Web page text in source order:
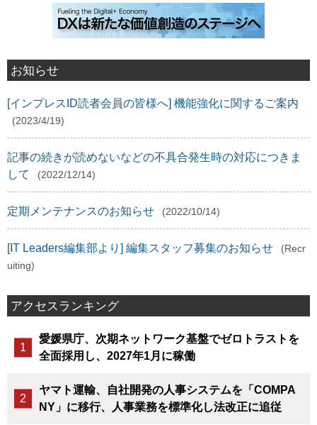
お知らせ
[インプレスID読者会員の皆様へ] 機能強化に関するご案内
(2023/4/19)
記事の続きが読めないなどの不具合発生時の対応につきま
して
(2022/12/14)
定期メンテナンスのお知らせ (2022/10/14)
[IT Leaders編集部より] 編集スタッフ募集のお知らせ
(Recr
uiting)
アクセスランキング
愛媛県庁、次期ネットワーク基盤でゼロトラストを
全面採用し、2027年1月に稼働
ヤマト運輸、自社開発の人事システムを「COMPA
NY」に移行、人事業務を標準化し法改正に追従